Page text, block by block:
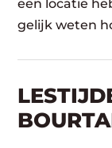
een locatie
gelijk weten